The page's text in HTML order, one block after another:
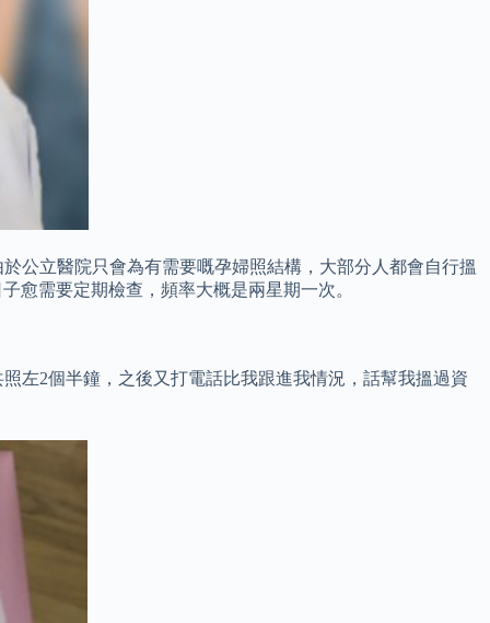
公立醫院只會為有需要嘅孕婦照結構，大部分人都會自行搵
愈需要定期檢查，頻率大概是兩星期一次。
左2個半鐘，之後又打電話比我跟進我情況，話幫我搵過資